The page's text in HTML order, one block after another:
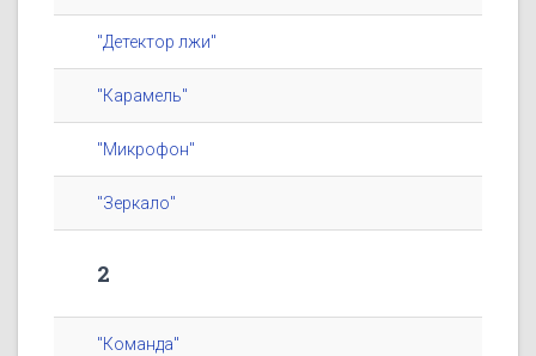
"Детектор лжи"
"Карамель"
"Микрофон"
"Зеркало"
2
"Команда"